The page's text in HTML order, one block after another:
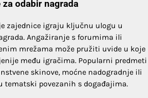
odabir nagrada
zajednice igraju ključnu ulogu u
Angažiranje s forumima ili
mrežama može pružiti uvide u koje
među igračima. Popularni predmeti
skinove, moćne nadogradnje ili
tematski povezanih s događajima.